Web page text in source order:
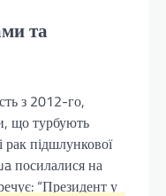
та
з 2012-го,
що турбують
рак підшлункової
посилалися на
“Президент у